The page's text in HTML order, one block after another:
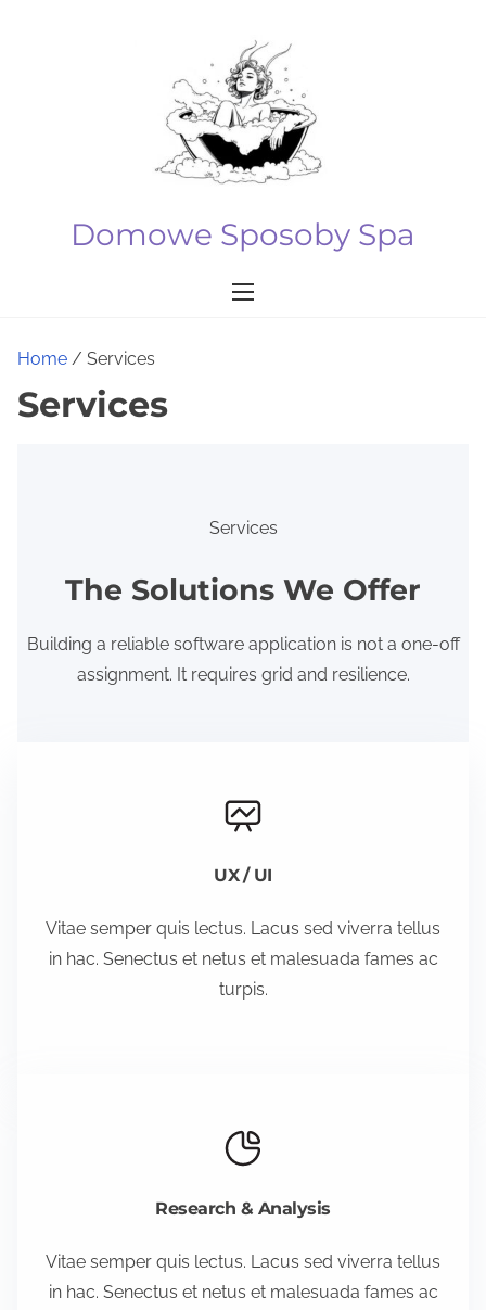
Domowe Sposoby Spa
Home / Services
Services
Services
The Solutions We Offer
Building a reliable software application is not a one-off
assignment. It requires grid and resilience.
UX / UI
Vitae semper quis lectus. Lacus sed viverra tellus
in hac. Senectus et netus et malesuada fames ac
turpis.
Research & Analysis
Vitae semper quis lectus. Lacus sed viverra tellus
in hac. Senectus et netus et malesuada fames ac